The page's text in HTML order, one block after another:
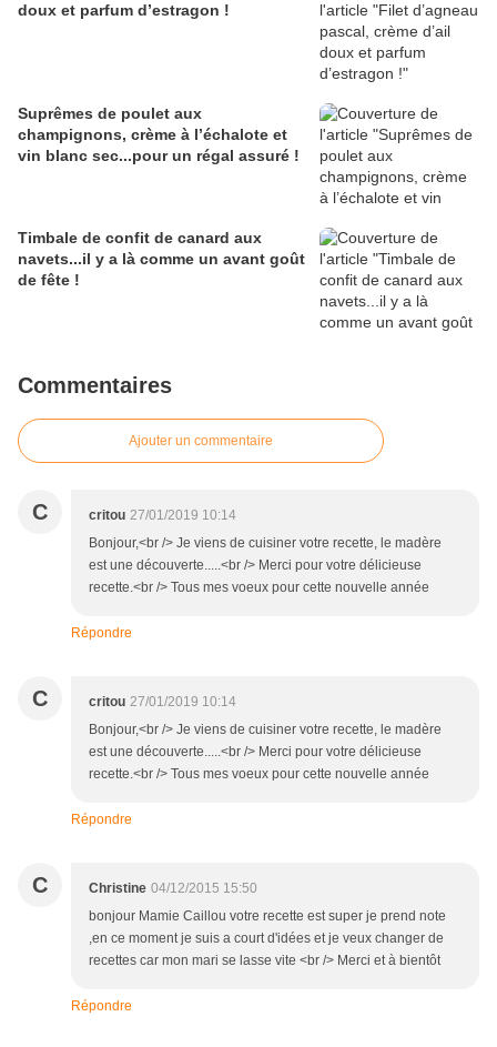
doux et parfum d’estragon !
Suprêmes de poulet aux
champignons, crème à l’échalote et
vin blanc sec...pour un régal assuré !
Timbale de confit de canard aux
navets...il y a là comme un avant goût
de fête !
Commentaires
Ajouter un commentaire
C critou 27/01/2019 10:14
Bonjour,<br /> Je viens de cuisiner votre recette, le madère
est une découverte.....<br /> Merci pour votre délicieuse
recette.<br /> Tous mes voeux pour cette nouvelle année
Répondre
C critou 27/01/2019 10:14
Bonjour,<br /> Je viens de cuisiner votre recette, le madère
est une découverte.....<br /> Merci pour votre délicieuse
recette.<br /> Tous mes voeux pour cette nouvelle année
Répondre
C Christine 04/12/2015 15:50
bonjour Mamie Caillou votre recette est super je prend note
,en ce moment je suis a court d'idées et je veux changer de
recettes car mon mari se lasse vite <br /> Merci et à bientôt
Répondre